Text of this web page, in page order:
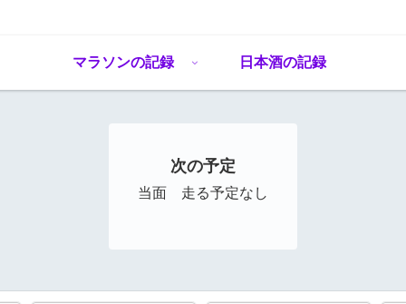
マラソンの記録 日本酒の記録
次の予定
当面 走る予定なし